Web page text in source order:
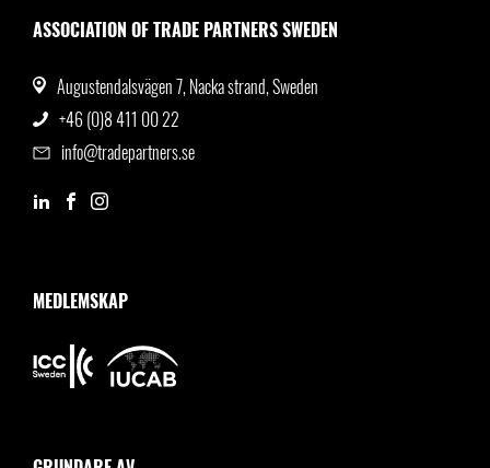
ASSOCIATION OF TRADE PARTNERS SWEDEN
Augustendalsvägen 7, Nacka strand, Sweden
+46 (0)8 411 00 22
info@tradepartners.se
MEDLEMSKAP